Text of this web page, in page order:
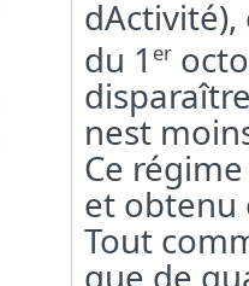
du 1 er
nest
Ce
et obtenu
Tout
que de